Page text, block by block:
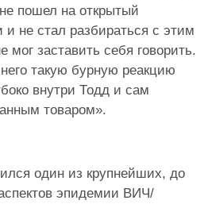
пошел на открытый
и не стал разбираться с этим
мог заставить себя говорить.
такую бурную реакцию
внутри Тодд и сам
товаром».
один из крупнейших, до
эпидемии ВИЧ/